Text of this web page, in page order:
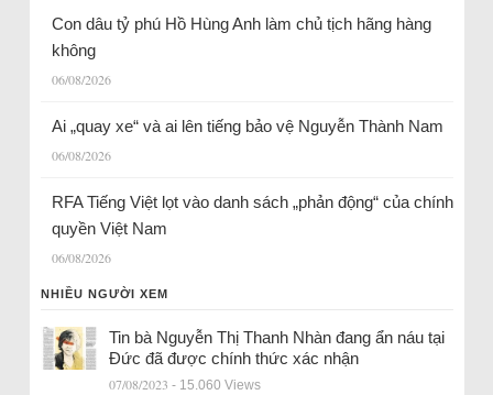
Con dâu tỷ phú Hồ Hùng Anh làm chủ tịch hãng hàng
không
06/08/2026
Ai „quay xe“ và ai lên tiếng bảo vệ Nguyễn Thành Nam
06/08/2026
RFA Tiếng Việt lọt vào danh sách „phản động“ của chính
quyền Việt Nam
06/08/2026
NHIỀU NGƯỜI XEM
Tin bà Nguyễn Thị Thanh Nhàn đang ẩn náu tại
Đức đã được chính thức xác nhận
07/08/2023 - 15.060 Views